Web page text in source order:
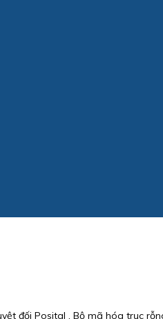
đối Posital , Bộ mã hóa trục